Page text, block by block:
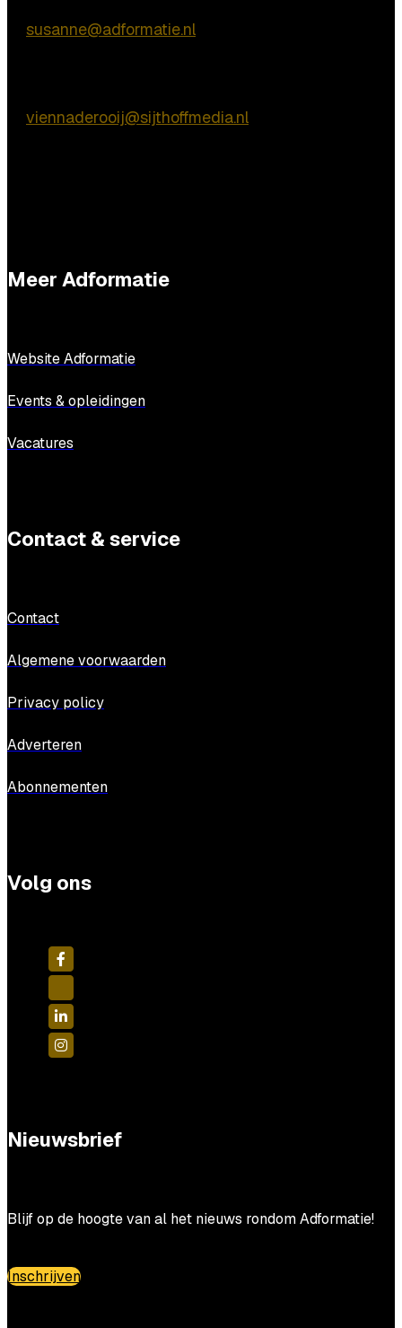
susanne@adformatie.nl
viennaderooij@sijthoffmedia.nl
Meer Adformatie
Website Adformatie
Events & opleidingen
Vacatures
Contact & service
Contact
Algemene voorwaarden
Privacy policy
Adverteren
Abonnementen
Volg ons
Nieuwsbrief
Blijf op de hoogte van al het nieuws rondom Adformatie!
Inschrijven